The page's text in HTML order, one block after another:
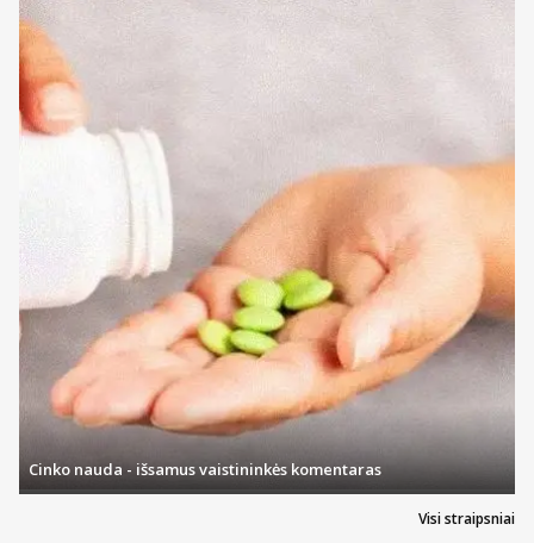
Visi straipsniai
Cinko nauda - išsamus vaistininkės komentaras